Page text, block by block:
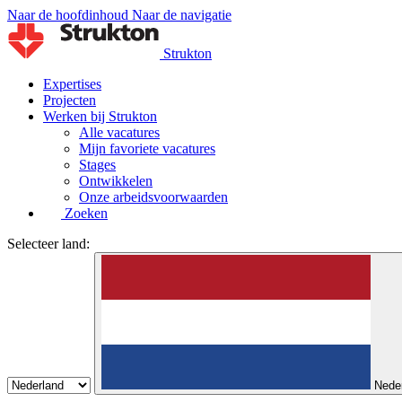
Naar de hoofdinhoud Naar de navigatie
Strukton
Expertises
Projecten
Werken bij Strukton
Alle vacatures
Mijn favoriete vacatures
Stages
Ontwikkelen
Onze arbeidsvoorwaarden
Zoeken
Selecteer land: